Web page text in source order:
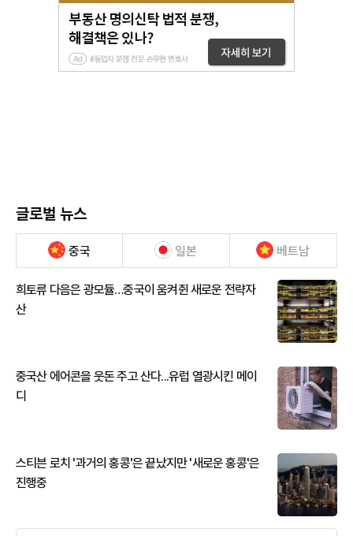
글로벌 뉴스
중국 일본 베트남
희토류 다음은 광모듈…중국이 움켜쥔 새로운 전략자
산
중국산 에어콘을 웃돈 주고 산다...유럽 열광시킨 메이
디
스티븐 로치 '과거의 홍콩'은 끝났지만 '새로운 홍콩'은
진행중